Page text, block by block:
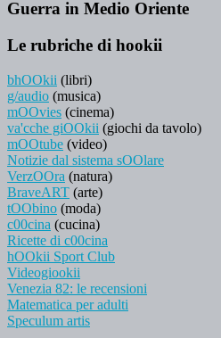
Guerra in Medio Oriente
Le rubriche di hookii
bhOOkii (libri)
g/audio (musica)
mOOvies (cinema)
va'cche giOOkii (giochi da tavolo)
mOOtube (video)
Notizie dal sistema sOOlare
VerzOOra (natura)
BraveART (arte)
tOObino (moda)
c00cina (cucina)
Ricette di c00cina
hOOkii Sport Club
Videogiookii
Venezia 82: le recensioni
Matematica per adulti
Speculum artis